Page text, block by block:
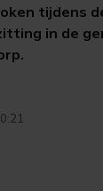
tijdens
in de